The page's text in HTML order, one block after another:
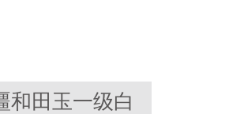
和田玉一级白